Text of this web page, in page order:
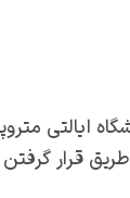
ایالتی
طریق قرار